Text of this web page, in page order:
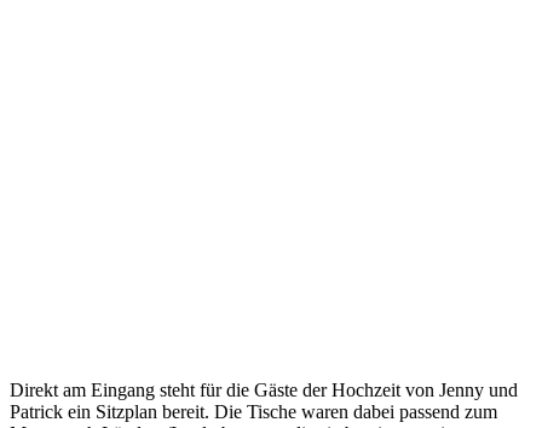
Direkt am Eingang steht für die Gäste der Hochzeit von Jenny und
Patrick ein Sitzplan bereit. Die Tische waren dabei passend zum